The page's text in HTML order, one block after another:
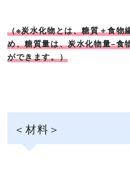
（※炭水化物とは、糖質＋食物
め、糖質量は、炭水化物量−食
ができます。）
＜材料＞